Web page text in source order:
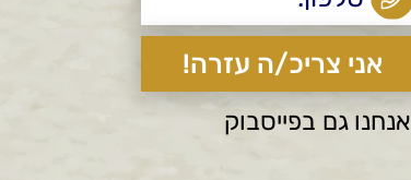
אנחנו גם בפייסבוק